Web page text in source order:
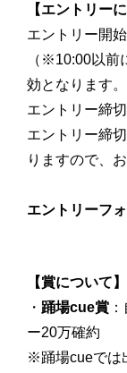
【エントリー
エントリー開
（※10:00以前
効となります
エントリー締
エントリー締
りますので、
エントリーフ
【賞について】
・ 踊場cue賞
ー20万確約
※踊場cueでは